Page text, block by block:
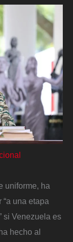
uniforme, ha
una etapa
si Venezuela es
hecho al